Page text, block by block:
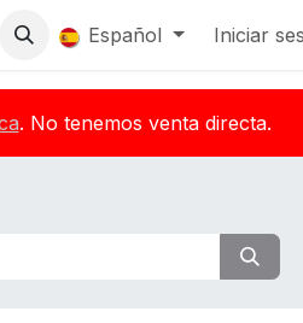
Español Iniciar
. No tenemos venta directa.